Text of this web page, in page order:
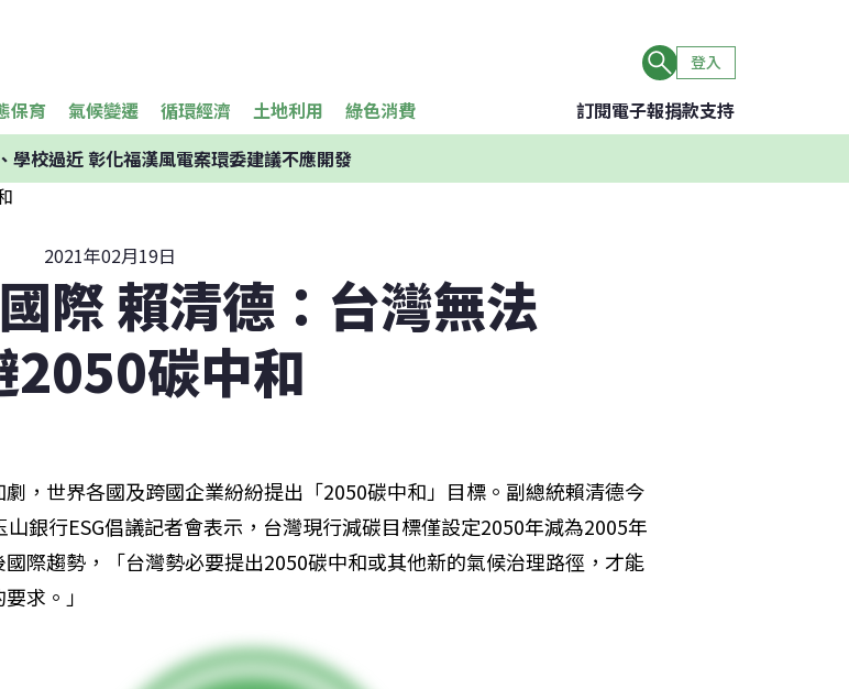
登入
保育 氣候變遷 循環經濟 土地利用 綠色消費 訂閱電子報捐款支持
學校過近 彰化福漢風電案環委建議不應開發
2021年02月19日
際 賴清德：台灣無法
2050碳中和
，世界各國及跨國企業紛紛提出「2050碳中和」目標。副總統賴清德今
山銀行ESG倡議記者會表示，台灣現行減碳目標僅設定2050年減為2005年
際趨勢，「台灣勢必要提出2050碳中和或其他新的氣候治理路徑，才能
求。」